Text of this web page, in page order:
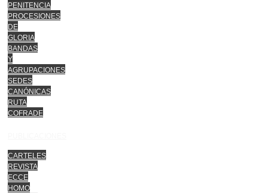
PENITENCIA
PROCESIONES
DE
GLORIA
BANDAS
Y
AGRUPACIONES
SEDES
CANÓNICAS
RUTA
COFRADE
CARTELES
REVISTA
ECCE
HOMO